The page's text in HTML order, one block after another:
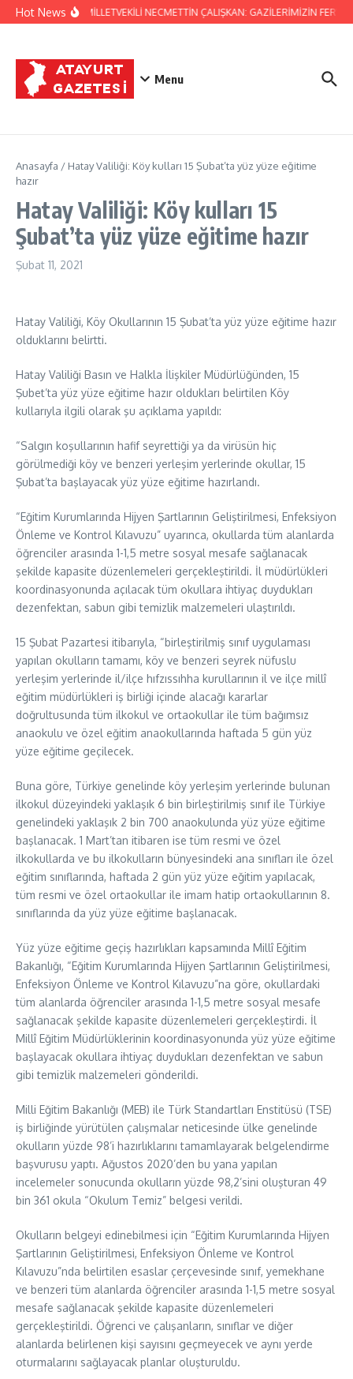
İçeriğe atla
Hot NewsHATAY MİLLETVEKİLİ NECMETTİN ÇALIŞKAN: GAZİLERİMİZİN
Menu
Anasayfa / Hatay Valiliği: Köy kulları 15 Şubat’ta yüz yüze eğitime
hazır
Hatay Valiliği: Köy kulları 15
Şubat’ta yüz yüze eğitime hazır
Şubat 11, 2021
Hatay Valiliği, Köy Okullarının 15 Şubat’ta yüz yüze eğitime hazır
olduklarını belirtti.
Hatay Valiliği Basın ve Halkla İlişkiler Müdürlüğünden, 15
Şubet’ta yüz yüze eğitime hazır oldukları belirtilen Köy
kullarıyla ilgili olarak şu açıklama yapıldı:
“Salgın koşullarının hafif seyrettiği ya da virüsün hiç
görülmediği köy ve benzeri yerleşim yerlerinde okullar, 15
Şubat’ta başlayacak yüz yüze eğitime hazırlandı.
“Eğitim Kurumlarında Hijyen Şartlarının Geliştirilmesi, Enfeksiyon
Önleme ve Kontrol Kılavuzu” uyarınca, okullarda tüm alanlarda
öğrenciler arasında 1-1,5 metre sosyal mesafe sağlanacak
şekilde kapasite düzenlemeleri gerçekleştirildi. İl müdürlükleri
koordinasyonunda açılacak tüm okullara ihtiyaç duydukları
dezenfektan, sabun gibi temizlik malzemeleri ulaştırıldı.
15 Şubat Pazartesi itibarıyla, “birleştirilmiş sınıf uygulaması
yapılan okulların tamamı, köy ve benzeri seyrek nüfuslu
yerleşim yerlerinde il/ilçe hıfzıssıhha kurullarının il ve ilçe millî
eğitim müdürlükleri iş birliği içinde alacağı kararlar
doğrultusunda tüm ilkokul ve ortaokullar ile tüm bağımsız
anaokulu ve özel eğitim anaokullarında haftada 5 gün yüz
yüze eğitime geçilecek.
Buna göre, Türkiye genelinde köy yerleşim yerlerinde bulunan
ilkokul düzeyindeki yaklaşık 6 bin birleştirilmiş sınıf ile Türkiye
genelindeki yaklaşık 2 bin 700 anaokulunda yüz yüze eğitime
başlanacak. 1 Mart’tan itibaren ise tüm resmi ve özel
ilkokullarda ve bu ilkokulların bünyesindeki ana sınıfları ile özel
eğitim sınıflarında, haftada 2 gün yüz yüze eğitim yapılacak,
tüm resmi ve özel ortaokullar ile imam hatip ortaokullarının 8.
sınıflarında da yüz yüze eğitime başlanacak.
Yüz yüze eğitime geçiş hazırlıkları kapsamında Millî Eğitim
Bakanlığı, “Eğitim Kurumlarında Hijyen Şartlarının Geliştirilmesi,
Enfeksiyon Önleme ve Kontrol Kılavuzu”na göre, okullardaki
tüm alanlarda öğrenciler arasında 1-1,5 metre sosyal mesafe
sağlanacak şekilde kapasite düzenlemeleri gerçekleştirdi. İl
Millî Eğitim Müdürlüklerinin koordinasyonunda yüz yüze eğitime
başlayacak okullara ihtiyaç duydukları dezenfektan ve sabun
gibi temizlik malzemeleri gönderildi.
Milli Eğitim Bakanlığı (MEB) ile Türk Standartları Enstitüsü (TSE)
iş birliğinde yürütülen çalışmalar neticesinde ülke genelinde
okulların yüzde 98’i hazırlıklarını tamamlayarak belgelendirme
başvurusu yaptı. Ağustos 2020’den bu yana yapılan
incelemeler sonucunda okulların yüzde 98,2’sini oluşturan 49
bin 361 okula “Okulum Temiz” belgesi verildi.
Okulların belgeyi edinebilmesi için “Eğitim Kurumlarında Hijyen
Şartlarının Geliştirilmesi, Enfeksiyon Önleme ve Kontrol
Kılavuzu”nda belirtilen esaslar çerçevesinde sınıf, yemekhane
ve benzeri tüm alanlarda öğrenciler arasında 1-1,5 metre sosyal
mesafe sağlanacak şekilde kapasite düzenlemeleri
gerçekleştirildi. Öğrenci ve çalışanların, sınıflar ve diğer
alanlarda belirlenen kişi sayısını geçmeyecek ve aynı yerde
oturmalarını sağlayacak planlar oluşturuldu.